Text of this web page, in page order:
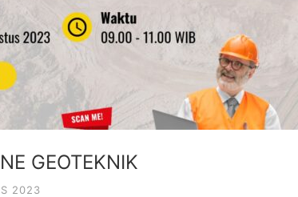
GEOTEKNIK
2023